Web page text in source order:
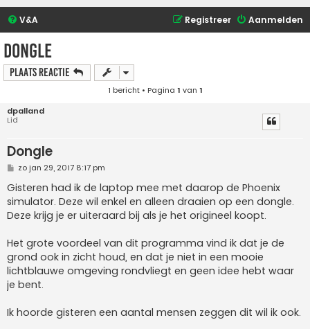
V&A Aanmelden
Registreer
Dongle
Plaats reactie
1 bericht • Pagina 1 van 1
dpalland
Lid
Dongle
B
r
i
c
h
t
zo jan 29, 2017 8:17 pm
Gisteren had ik de laptop mee met daarop de Phoenix
simulator. Deze wil enkel en alleen draaien op een dongle.
Deze krijg je er uiteraard bij als je het origineel koopt.
Het grote voordeel van dit programma vind ik dat je de
grond ook in zicht houd, en dat je niet in een mooie
lichtblauwe omgeving rondvliegt en geen idee hebt waar
je bent.
Ik hoorde gisteren een aantal mensen zeggen dit wil ik ook.